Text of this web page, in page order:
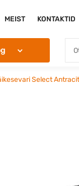
MEIST KONTAKTID
Select